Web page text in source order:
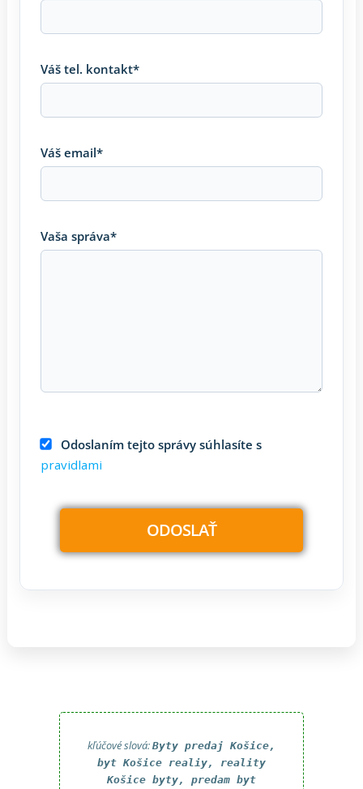
Váš tel. kontakt*
Váš email*
Vaša správa*
Odoslaním tejto správy súhlasíte s
pravidlami
kľúčové slová: Byty predaj Košice,
byt Košice realiy, reality
Košice byty, predam byt